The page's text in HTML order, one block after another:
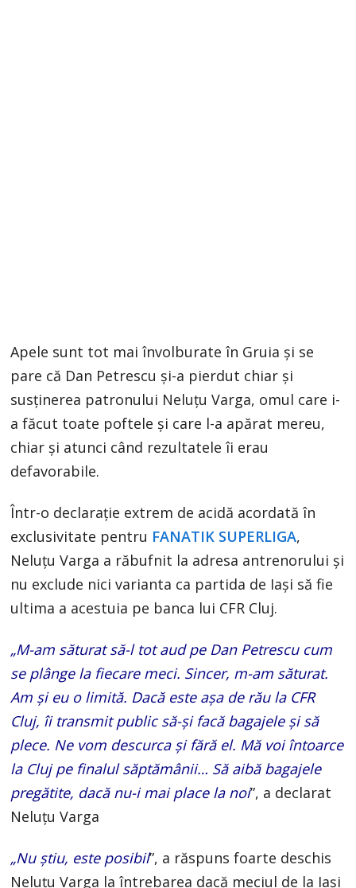
Apele sunt tot mai învolburate în Gruia și se
pare că Dan Petrescu și-a pierdut chiar și
susținerea patronului Neluțu Varga, omul care i-
a făcut toate poftele și care l-a apărat mereu,
chiar și atunci când rezultatele îi erau
defavorabile.
Într-o declarație extrem de acidă acordată în
exclusivitate pentru FANATIK SUPERLIGA,
Neluțu Varga a răbufnit la adresa antrenorului și
nu exclude nici varianta ca partida de Iași să fie
ultima a acestuia pe banca lui CFR Cluj.
„M-am săturat să-l tot aud pe Dan Petrescu cum
se plânge la fiecare meci. Sincer, m-am săturat.
Am și eu o limită. Dacă este așa de rău la CFR
Cluj, îi transmit public să-și facă bagajele și să
plece. Ne vom descurca și fără el. Mă voi întoarce
la Cluj pe finalul săptămânii… Să aibă bagajele
pregătite, dacă nu-i mai place la noi”, a declarat
Neluțu Varga
„Nu știu, este posibil”, a răspuns foarte deschis
Neluțu Varga la întrebarea dacă meciul de la Iași